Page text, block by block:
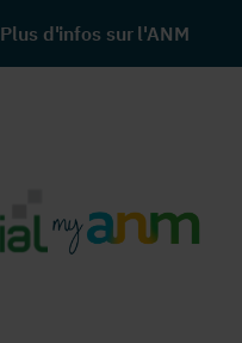
Plus d'infos sur l'ANM